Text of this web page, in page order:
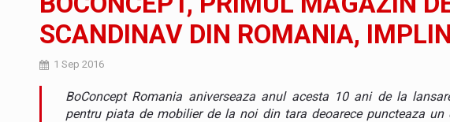
ARTICOLE Ce nu stiu Directorii de HR despre performanta echipelor in
INTERVIURI
INTERVIURI CU BATERIILE PERMANENT INCARCATE
SCANDINAV DIN ROMANIA,
1 Sep 2016
BoConcept Romania aniverseaza anul acesta 10 ani de la
pentru piata de mobilier de la noi din tara deoarece puncteaza